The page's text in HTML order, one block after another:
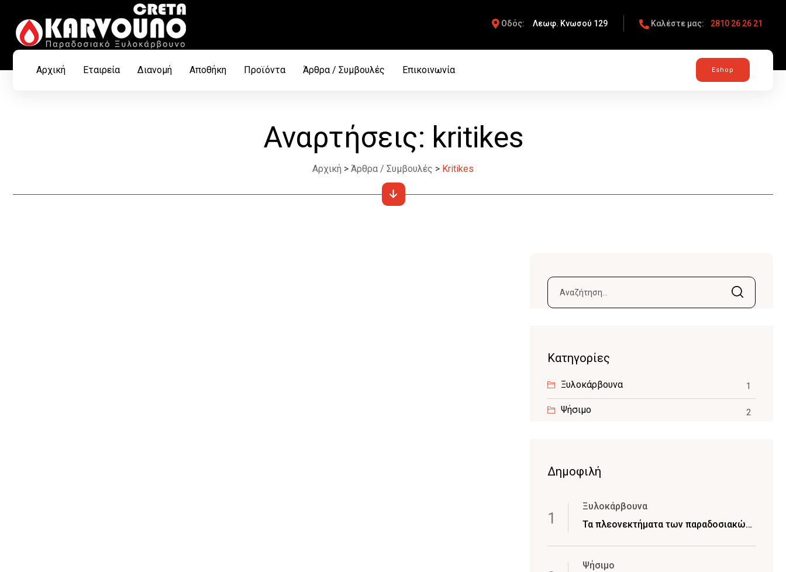
Οδός: Λεωφ. Κνωσού 129 Καλέστε μας: 2810 26 26 21
Αρχική Εταιρεία Διανομή Αποθήκη Προϊόντα Άρθρα / Συμβουλές Επικοινωνία Eshop
Αναρτήσεις: kritikes
Αρχική > Άρθρα / Συμβουλές > Kritikes
Αναζήτηση
για:
Kατηγορίες
Ξυλοκάρβουνα 1
Ψήσιμο 2
Δημοφιλή
Ξυλοκάρβουνα
Τα πλεονεκτήματα των παραδοσιακών
Ψήσιμο